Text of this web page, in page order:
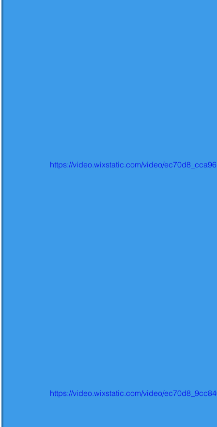
https://video.wixstatic.com/video/
https://video.wixstatic.com/video/